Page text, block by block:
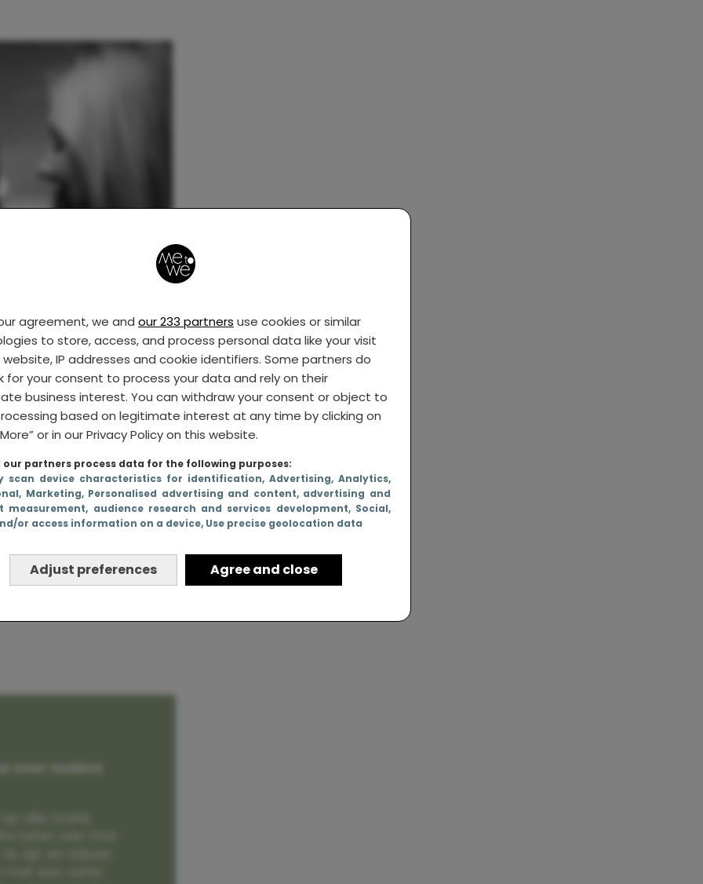
agreement, we and our 233 partners use cookies or similar
to store, access, and process personal data like your visit
IP addresses and cookie identifiers. Some partners do
for your consent to process your data and rely on their
business interest. You can withdraw your consent or object to
based on legitimate interest at any time by clicking on
or in our Privacy Policy on this website.
our partners process data for the following purposes:
scan device characteristics for identification, Advertising, Analytics,
, Marketing, Personalised advertising and content, advertising and
measurement, audience research and services development, Social,
or access information on a device, Use precise geolocation data
Adjust preferences Agree and close
bevalt in
voor ouders